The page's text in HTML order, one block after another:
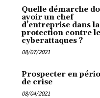
Quelle démarche
avoir un chef
d’entreprise dans la
protection contre
cyberattaques ?
08/07/2021
Prospecter en
de crise
08/04/2021